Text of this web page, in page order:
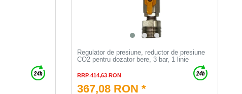
Regulator de presiune, reductor de presiune
CO2 pentru dozator bere, 3 bar, 1 linie
RRP 414,63 RON
367,08 RON *